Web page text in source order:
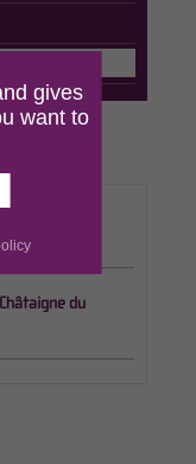
du
gives
want to